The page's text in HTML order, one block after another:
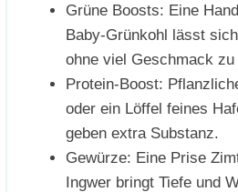
Grüne Boosts: Eine
Baby-Grünkohl lässt
ohne viel Geschmack zu
Protein-Boost:
oder ein Löffel feines
geben extra Substanz.
Gewürze: Eine Prise
Ingwer bringt Tiefe und